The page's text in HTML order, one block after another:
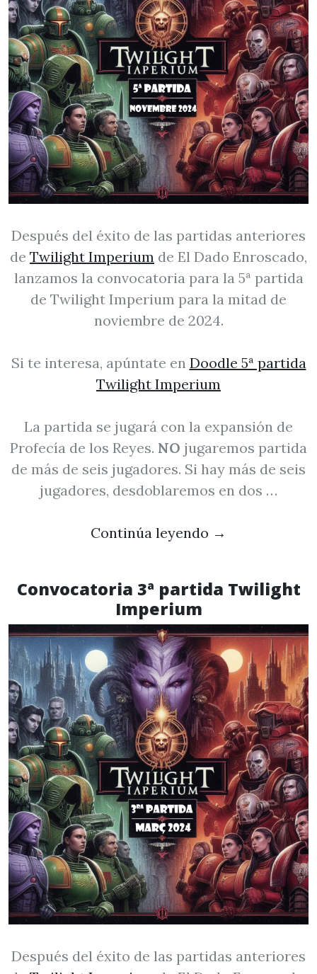
Después del éxito de las partidas anteriores
de Twilight Imperium de El Dado Enroscado,
lanzamos la convocatoria para la 5ª partida
de Twilight Imperium para la mitad de
noviembre de 2024.
Si te interesa, apúntate en Doodle 5ª partida
Twilight Imperium
La partida se jugará con la expansión de
Profecía de los Reyes. NO jugaremos partida
de más de seis jugadores. Si hay más de seis
jugadores, desdoblaremos en dos …
Continúa leyendo →
Convocatoria 3ª partida Twilight
Imperium
Después del éxito de las partidas anteriores